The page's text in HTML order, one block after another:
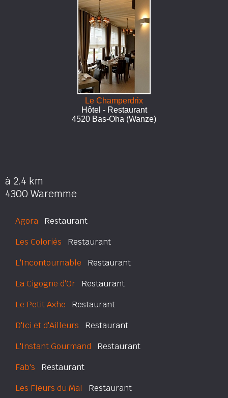
Le Champerdrix
Hôtel - Restaurant
4520 Bas-Oha (Wanze)
à 2.4 km
4300 Waremme
Agora Restaurant
Les Coloriés Restaurant
L'Incontournable Restaurant
La Cigogne d'Or Restaurant
Le Petit Axhe Restaurant
D'Ici et d'Ailleurs Restaurant
L'Instant Gourmand Restaurant
Fab's Restaurant
Les Fleurs du Mal Restaurant